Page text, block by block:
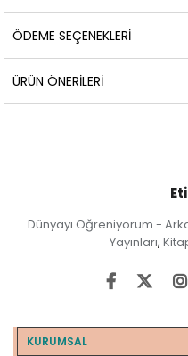
ÖDEME SEÇENEKLERI
ÜRÜN ÖNERILERI
Dünyayı Öğreniyorum -
Yayınları,
KURUMSAL